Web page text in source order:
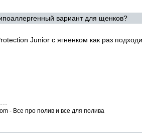
вариант для щенков?
Junior с ягненком как раз
- Все про полив и все для полива